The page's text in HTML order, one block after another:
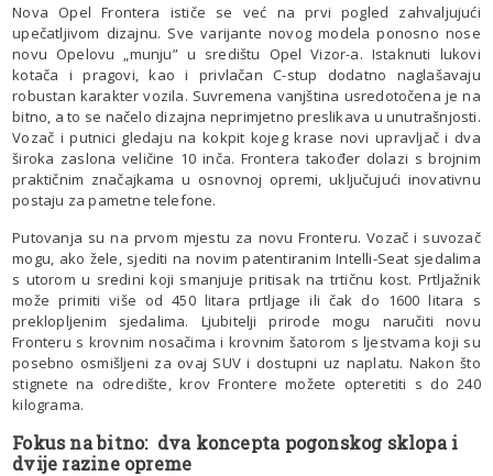
Nova Opel Frontera ističe se već na prvi pogled zahvaljujući
upečatljivom dizajnu. Sve varijante novog modela ponosno nose
novu Opelovu „munju” u središtu Opel Vizor-a. Istaknuti lukovi
kotača i pragovi, kao i privlačan C-stup dodatno naglašavaju
robustan karakter vozila. Suvremena vanjština usredotočena je na
bitno, a to se načelo dizajna neprimjetno preslikava u unutrašnjosti.
Vozač i putnici gledaju na kokpit kojeg krase novi upravljač i dva
široka zaslona veličine 10 inča. Frontera također dolazi s brojnim
praktičnim značajkama u osnovnoj opremi, uključujući inovativnu
postaju za pametne telefone.
Putovanja su na prvom mjestu za novu Fronteru. Vozač i suvozač
mogu, ako žele, sjediti na novim patentiranim Intelli-Seat sjedalima
s utorom u sredini koji smanjuje pritisak na trtičnu kost. Prtljažnik
može primiti više od 450 litara prtljage ili čak do 1600 litara s
preklopljenim sjedalima. Ljubitelji prirode mogu naručiti novu
Fronteru s krovnim nosačima i krovnim šatorom s ljestvama koji su
posebno osmišljeni za ovaj SUV i dostupni uz naplatu. Nakon što
stignete na odredište, krov Frontere možete opteretiti s do 240
kilograma.
Fokus na bitno: dva koncepta pogonskog sklopa i
dvije razine opreme